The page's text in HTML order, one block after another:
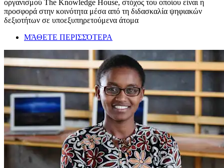
οργανισμού The Knowledge House, στόχος του οποίου είναι η
προσφορά στην κοινότητα μέσα από τη διδασκαλία ψηφιακών
δεξιοτήτων σε υποεξυπηρετούμενα άτομα
ΜΆΘΕΤΕ ΠΕΡΙΣΣΌΤΕΡΑ